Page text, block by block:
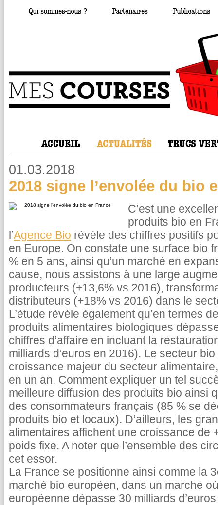
01.03.2018
2018 signe l’envolée du bio
C’est une
produits bio en
l’Agence Bio révèle des chiffres positifs
en Europe. On constate une surface bio
% en 5 ans, ainsi qu’un marché en
cause, nous assistons à une large
producteurs (+13,6% vs 2016),
distributeurs (+18% vs 2016) dans le
L’étude révèle également qu’en termes
produits alimentaires biologiques
chiffres d’affaire en incluant la
milliards d’euros en 2016). Le secteur
croissance majeur du secteur
en un an. Comment expliquer un tel
meilleure diffusion des produits bio ainsi
des consommateurs français (85 % se
produits bio et locaux). D’ailleurs, les
alimentaires affichent une croissance de
poids fixe. A noter que l’ensemble des
cet essor.
La France se positionne ainsi comme la
marché bio européen, dans un marché
européenne dépasse 30 milliards